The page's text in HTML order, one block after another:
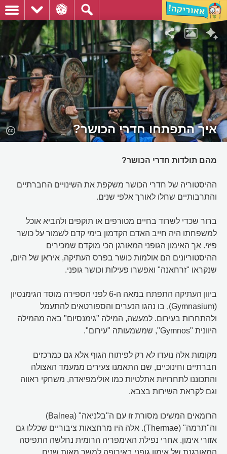
איך התפתחו חדרי הכושר?
מהם תולדות חדרי הכושר?
ההיסטוריה של חדרי הכושר משקפת את השינויים החברתיים
והתרבותיים שחלו לאורך אלפי שנים.
ברור שכדי לשרוד בחיים מטורפים או תוקפים ולהביא אוכל
למשפחתו היה חייב האדם הקדמון בימי קדם לשמור על כושר
פיזי. אך האימון הגופני המאורגן הכי מוקדם שמכירים
ההיסטוריונים הם אולמות כושר בפרס העתיקה, איראן של היום,
שנקראו "זרחאנה" ואפשרו פעילות וכושר גופני.
ביוון העתיקה התפתח במאה ה-6 לפני הספירה מוסד הגימנסיון
(Gymnasium), בו נהגו הנערים והספורטאים להתעמל
ולהתחרות בעירום. למעשה, המילה "גימנסיום" באה מהמילה
היוונית "Gymnos", שמשמעותה "עירום".
מקומות אלה נועדו לא רק לפיתוח הגוף אלא גם כמרכזים
חברתיים וחינוכיים, שם התאמנו צעירים ממעמד האצולה
והתכוננו לתחרויות אתלטיות כמו אולימפיאדה, משחקי ראווה
וגם לקראת השירות בצבא.
הרומאים המשיכו מסורת זו עם ה"בלניאה" (Balnea)
וה"תרמה" (Thermae). אלה היו מרחצאות ציבוריים שכללו גם
אזורי אימון. אחרי נפילת האימפריה הרומית נחלשה התפיסה
המאורגנת של אימון גופני באירופה למשך מאות שנים.